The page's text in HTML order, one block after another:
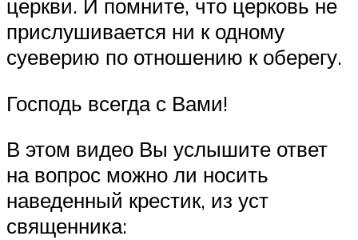
церкви. И помните, что церковь не
прислушивается ни к одному
суеверию по отношению к оберегу.
Господь всегда с Вами!
В этом видео Вы услышите ответ
на вопрос можно ли носить
наведенный крестик, из уст
священника: